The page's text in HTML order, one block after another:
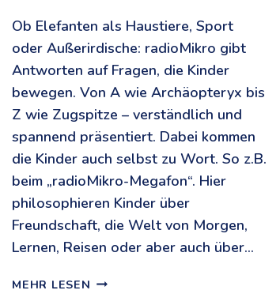
Ob Elefanten als Haustiere, Sport
oder Außerirdische: radioMikro gibt
Antworten auf Fragen, die Kinder
bewegen. Von A wie Archäopteryx bis
Z wie Zugspitze – verständlich und
spannend präsentiert. Dabei kommen
die Kinder auch selbst zu Wort. So z.B.
beim „radioMikro-Megafon“. Hier
philosophieren Kinder über
Freundschaft, die Welt von Morgen,
Lernen, Reisen oder aber auch über…
MEHR LESEN WISSEN